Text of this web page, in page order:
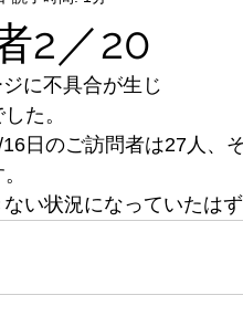
2／20
に不具合が生じ
た。
日のご訪問者は27人、
い状況になっていたは